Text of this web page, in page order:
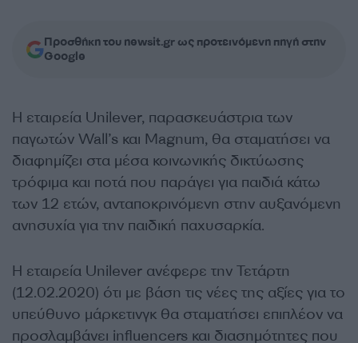
Προσθήκη του newsit.gr ως προτεινόμενη πηγή στην
Google
Η εταιρεία Unilever, παρασκευάστρια των
παγωτών Wall’s και Magnum, θα σταματήσει να
διαφημίζει στα μέσα κοινωνικής δικτύωσης
τρόφιμα και ποτά που παράγει για παιδιά κάτω
των 12 ετών, ανταποκρινόμενη στην αυξανόμενη
ανησυχία για την παιδική παχυσαρκία.
Η εταιρεία Unilever ανέφερε την Τετάρτη
(12.02.2020) ότι με βάση τις νέες της αξίες για το
υπεύθυνο μάρκετινγκ θα σταματήσει επιπλέον να
προσλαμβάνει influencers και διασημότητες που